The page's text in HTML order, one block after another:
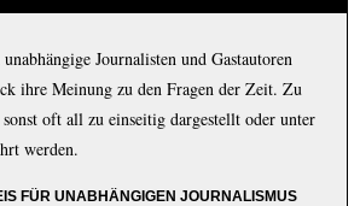
Journalisten und Gastautoren
ihre Meinung zu den Fragen der Zeit. Zu
oft all zu einseitig dargestellt oder unter
werden.
FÜR UNABHÄNGIGEN JOURNALISMUS